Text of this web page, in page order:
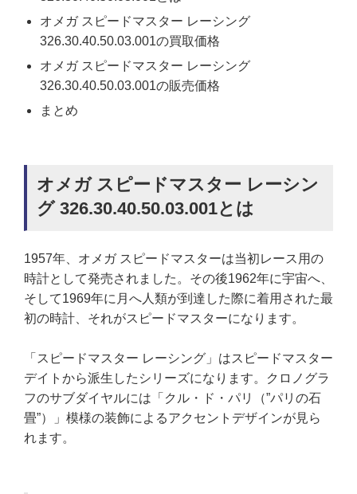
オメガ スピードマスター レーシング
326.30.40.50.03.001の買取価格
オメガ スピードマスター レーシング
326.30.40.50.03.001の販売価格
まとめ
オメガ スピードマスター レーシン
グ 326.30.40.50.03.001とは
1957年、オメガ スピードマスターは当初レース用の
時計として発売されました。その後1962年に宇宙へ、
そして1969年に月へ人類が到達した際に着用された最
初の時計、それがスピードマスターになります。
「スピードマスター レーシング」はスピードマスター
デイトから派生したシリーズになります。クロノグラ
フのサブダイヤルには「 クル・ド・パリ（”パリの石
畳”）」模様の装飾によるアクセントデザインが見ら
れます。